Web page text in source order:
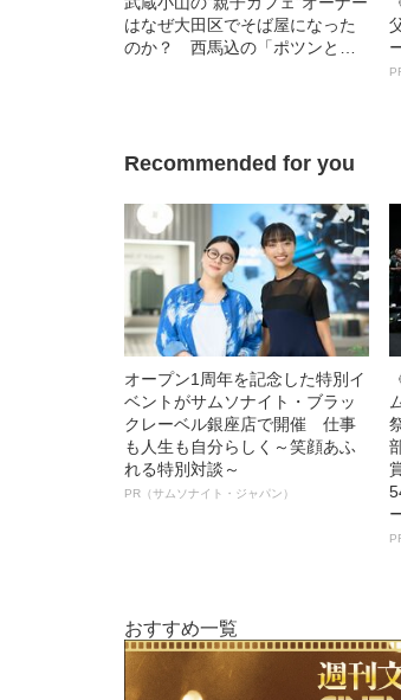
はなぜ大田区でそば屋になった
のか？ 西馬込の「ポツンと一
Recommended for you
オープン1周年を記念した特別イ
ベントがサムソナイト・ブラッ
クレーベル銀座店で開催 仕事
も人生も自分らしく～笑顔あふ
れる特別対談～
PR（サムソナイト・ジャパン）
おすすめ一覧